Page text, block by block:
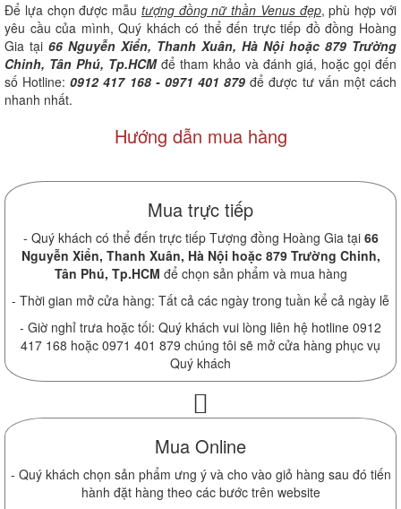
Để lựa chọn được mẫu tượng đồng nữ thần Venus đẹp, phù hợp với
yêu cầu của mình, Quý khách có thể đến trực tiếp đồ đồng Hoàng
Gia tại 66 Nguyễn Xiển, Thanh Xuân, Hà Nội hoặc 879 Trường
Chinh, Tân Phú, Tp.HCMđể tham khảo và đánh giá, hoặc gọi đến
số Hotline:0912 417 168 - 0971 401 879 để được tư vấn một cách
nhanh nhất.
Hướng dẫn mua hàng
Mua trực tiếp
- Quý khách có thể đến trực tiếp Tượng đồng Hoàng Gia tại 66
Nguyễn Xiển, Thanh Xuân, Hà Nội hoặc 879 Trường Chinh,
Tân Phú, Tp.HCM để chọn sản phẩm và mua hàng
- Thời gian mở cửa hàng: Tất cả các ngày trong tuần kể cả ngày lễ
- Giờ nghỉ trưa hoặc tối: Quý khách vui lòng liên hệ hotline 0912
417 168 hoặc 0971 401 879 chúng tôi sẽ mở cửa hàng phục vụ
Quý khách
Mua Online
- Quý khách chọn sản phẩm ưng ý và cho vào giỏ hàng sau đó tiến
hành đặt hàng theo các bước trên website